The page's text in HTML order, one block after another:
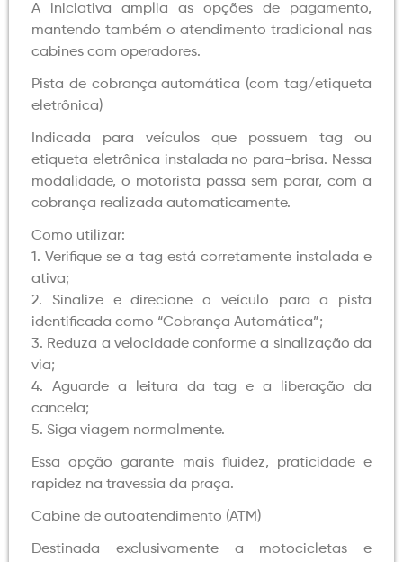
A iniciativa amplia as opções de pagamento,
mantendo também o atendimento tradicional nas
cabines com operadores.
Pista de cobrança automática (com tag/etiqueta
eletrônica)
Indicada para veículos que possuem tag ou
etiqueta eletrônica instalada no para-brisa. Nessa
modalidade, o motorista passa sem parar, com a
cobrança realizada automaticamente.
Como utilizar:
1. Verifique se a tag está corretamente instalada e
ativa;
2. Sinalize e direcione o veículo para a pista
identificada como “Cobrança Automática”;
3. Reduza a velocidade conforme a sinalização da
via;
4. Aguarde a leitura da tag e a liberação da
cancela;
5. Siga viagem normalmente.
Essa opção garante mais fluidez, praticidade e
rapidez na travessia da praça.
Cabine de autoatendimento (ATM)
Destinada exclusivamente a motocicletas e